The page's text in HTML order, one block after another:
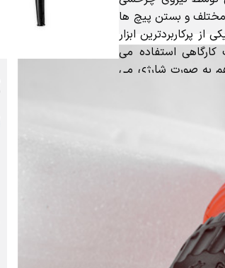
و بستن پیچ ها
پرکاربردترین ابزار
استفاده می
به صورت شارژی می